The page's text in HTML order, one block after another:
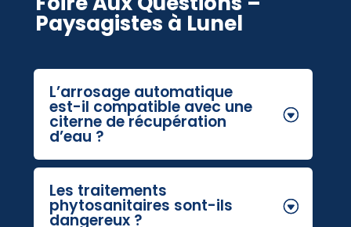
Paysagistes à Lunel
L’arrosage automatique
est-il compatible avec une
citerne de récupération
d’eau ?
Les traitements
phytosanitaires sont-ils
dangereux ?